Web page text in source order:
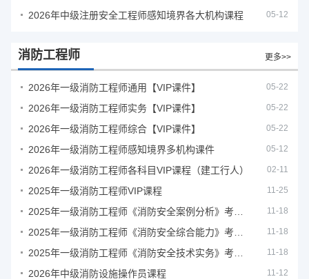
2026年中级注册安全工程师感知境界各大机构课程 05-12
消防工程师 更多>>
2026年一级消防工程师通用【VIP课件】 05-22
2026年一级消防工程师实务【VIP课件】 05-22
2026年一级消防工程师综合【VIP课件】 05-22
2026年一级消防工程师感知境界多机构课件 05-12
2026年一级消防工程师各科目VIP课程（建工行人） 02-11
2025年一级消防工程师VIP课程 11-25
11-18
11-18
11-18
2026年中级消防设施操作员课程 11-12